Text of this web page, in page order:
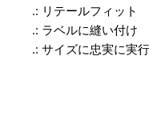
.: リテールフィット
.: ラベルに縫い付け
.: サイズに忠実に実